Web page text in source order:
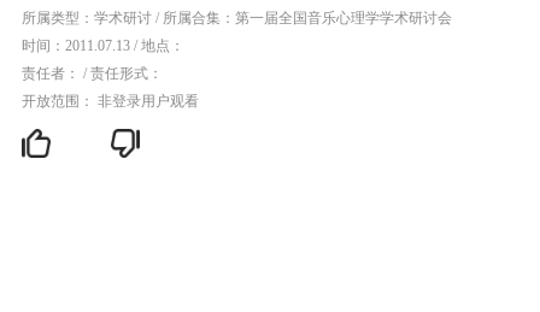
所属类型：学术研讨 /所属合集：第一届全国音乐心理学学术研讨会
时间：2011.07.13 /地点：
责任者： /责任形式：
开放范围： 非登录用户观看